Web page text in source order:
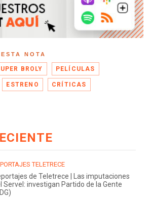
NOTA
BROLY PELÍCULAS
ESTRENO CRÍTICAS
TELETRECE
de Teletrece | Las imputaciones
Servel: investigan Partido de la Gente